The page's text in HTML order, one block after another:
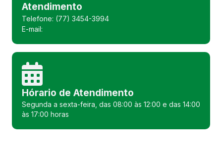
Atendimento
Telefone: (77) 3454-3994
E-mail:
Hórario de Atendimento
Segunda a sexta-feira, das 08:00 às 12:00 e das 14:00
às 17:00 horas